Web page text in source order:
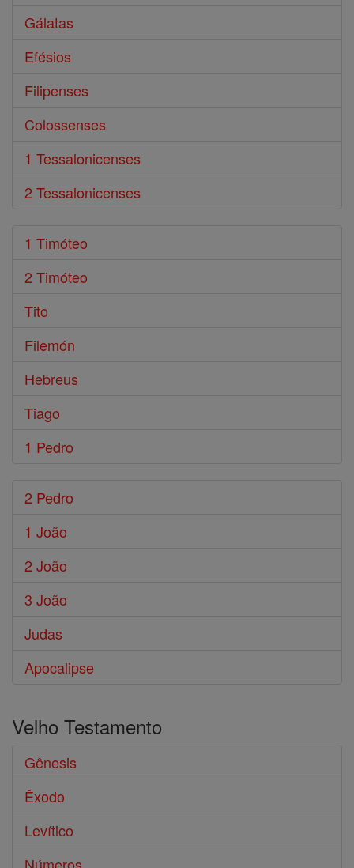
Gálatas
Efésios
Filipenses
Colossenses
1 Tessalonicenses
2 Tessalonicenses
1 Timóteo
2 Timóteo
Tito
Filemón
Hebreus
Tiago
1 Pedro
2 Pedro
1 João
2 João
3 João
Judas
Apocalipse
Velho Testamento
Gênesis
Êxodo
Levítico